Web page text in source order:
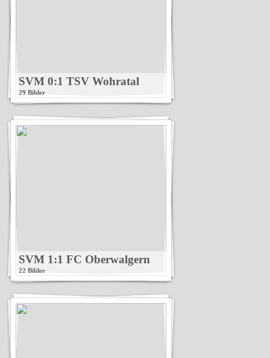
SVM 0:1 TSV Wohratal
29 Bilder
SVM 1:1 FC Oberwalgern
22 Bilder